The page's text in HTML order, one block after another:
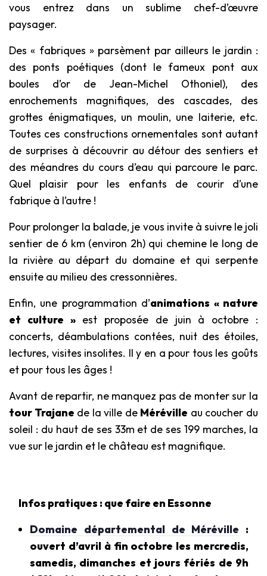
vous entrez dans un sublime chef-d’œuvre
paysager.
Des « fabriques » parsèment par ailleurs le jardin :
des ponts poétiques (dont le fameux pont aux
boules d’or de Jean-Michel Othoniel), des
enrochements magnifiques, des cascades, des
grottes énigmatiques, un moulin, une laiterie, etc.
Toutes ces constructions ornementales sont autant
de surprises à découvrir au détour des sentiers et
des méandres du cours d’eau qui parcoure le parc.
Quel plaisir pour les enfants de courir d’une
fabrique à l’autre !
Pour prolonger la balade, je vous invite à suivre le joli
sentier de 6 km (environ 2h) qui chemine le long de
la rivière au départ du domaine et qui serpente
ensuite au milieu des cressonnières.
Enfin, une programmation d’animations « nature
et culture »est proposée de juin à octobre :
concerts, déambulations contées, nuit des étoiles,
lectures, visites insolites. Il y en a pour tous les goûts
et pour tous les âges !
Avant de repartir, ne manquez pas de monter sur la
tour Trajane de la ville de Méréville au coucher du
soleil : du haut de ses 33m et de ses 199 marches, la
vue sur le jardin et le château est magnifique.
Infos pratiques : que faire en Essonne
Domaine départemental de Méréville :
ouvert d’avril à fin octobre les mercredis,
samedis, dimanches et jours fériés de 9h